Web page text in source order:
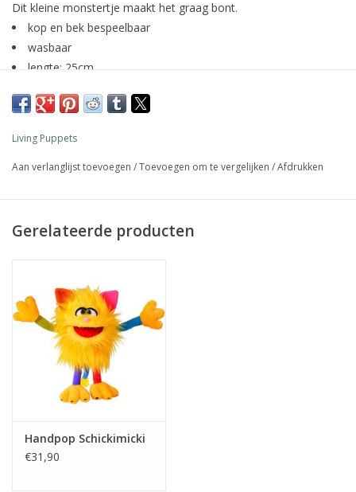
Dit kleine monstertje maakt het graag bont.
kop en bek bespeelbaar
wasbaar
lengte: 25cm
Living Puppets
Aan verlanglijst toevoegen /Toevoegen om te vergelijken /Afdrukken
Gerelateerde producten
Handpop Schickimicki
€31,90